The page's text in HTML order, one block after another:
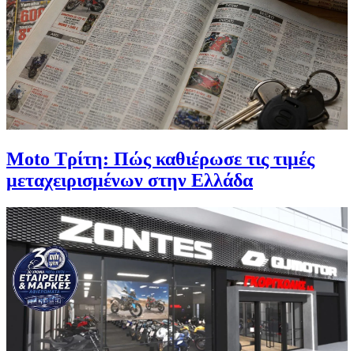
Moto Τρίτη: Πώς καθιέρωσε τις τιμές
μεταχειρισμένων στην Ελλάδα